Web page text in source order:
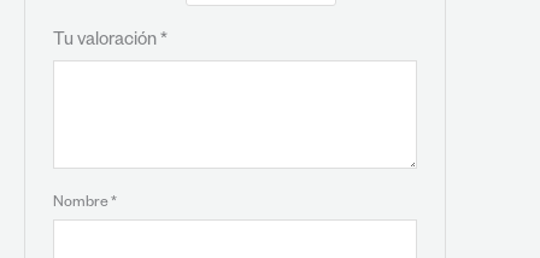
Tu valoración *
Nombre *